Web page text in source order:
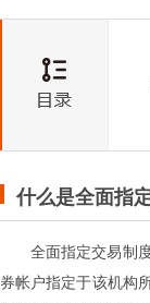
什么是全面指
全面指定交易制
券帐户指定于该机构